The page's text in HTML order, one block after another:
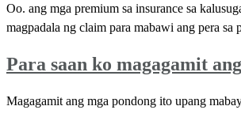
Oo. ang mga premium sa insurance sa
magpadala ng claim para mabawi ang pera
Para saan ko magagamit
Magagamit ang mga pondong ito upang